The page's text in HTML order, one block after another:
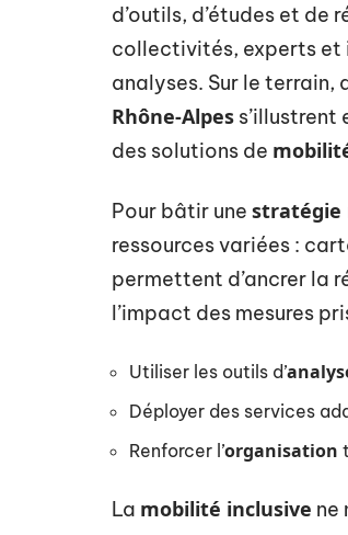
d’outils, d’études et de
collectivités, experts et
analyses. Sur le terrain,
Rhône-Alpes s’illustrent
des solutions de
Pour bâtir une stratégie
ressources variées :
permettent d’ancrer la
l’impact des mesures
Utiliser les outils d’
Déployer des services
Renforcer l’organisation
La mobilité inclusive ne